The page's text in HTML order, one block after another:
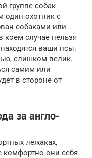
группе собак
один охотник с
собаками или
коем случае нельзя
ваши псы.
слишком велик.
самим или
в стороне от
за англо-
лежаках,
они себя